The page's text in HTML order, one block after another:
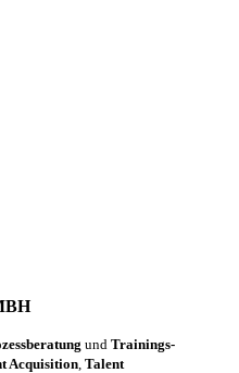
und Trainings-
Acquisition Talent